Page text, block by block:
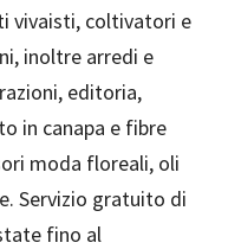
vivaisti, coltivatori e
inoltre arredi e
editoria,
in canapa e fibre
moda floreali, oli
Servizio gratuito di
fino al